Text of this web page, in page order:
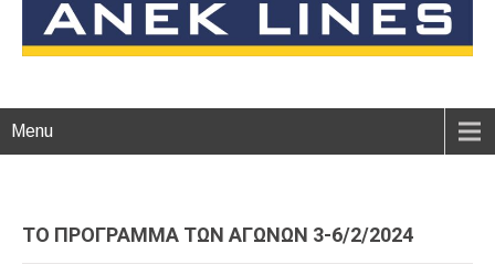
Menu
TO ΠΡΟΓΡΑΜΜΑ ΤΩΝ ΑΓΩΝΩΝ 3-6/2/2024